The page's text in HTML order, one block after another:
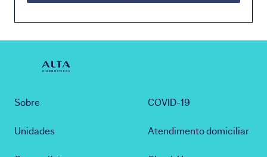
Sobre
Unidades
COVID-19
Atendimento domiciliar